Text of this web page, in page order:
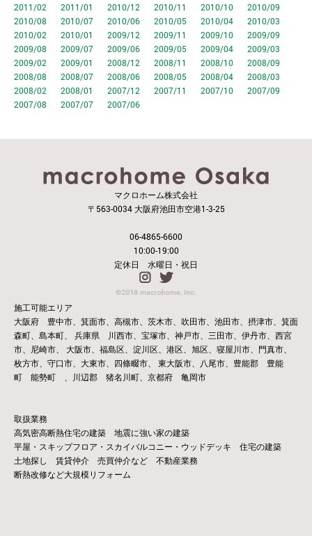
2011/02
2011/01 2010/12 2010/11 2010/10
2010/09
2010/08
2010/07 2010/06 2010/05 2010/04
2010/03
2010/02
2010/01 2009/12 2009/11 2009/10
2009/09
2009/08
2009/07 2009/06 2009/05 2009/04
2009/03
2009/02
2009/01 2008/12 2008/11 2008/10
2008/09
2008/08
2008/07 2008/06 2008/05 2008/04
2008/03
2008/02
2008/01 2007/12 2007/11 2007/10
2007/09
2007/08
2007/07 2007/06
マクロホーム株式会社
〒563-0034 大阪府池田市空港1-3-25
06-4865-6600
10:00-19:00
定休日 水曜日・祝日
施工可能エリア
大阪府 豊中市、箕面市、高槻市、茨木市、吹田市、池田市、摂津市、箕面
森町、島本町、
兵庫県 川西市、宝塚市、神戸市、三田市、伊丹市、西宮
市、尼崎市、
大阪市、福島区、淀川区、港区、旭区、寝屋川市、門真市、
枚方市、守口市、大東市、四條畷市、
東大阪市、八尾市、豊能郡 豊能
町 能勢町 、川辺郡 猪名川町、京都府 亀岡市
取扱業務
高気密高断熱住宅の建築 地震に強い家の建築
平屋・スキップフロア・スカイバルコニー・ウッドデッキ 住宅の建築
土地探し 賃貸仲介 売買仲介など 不動産業務
断熱改修など大規模リフォーム